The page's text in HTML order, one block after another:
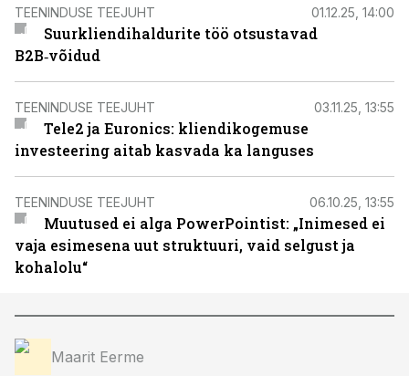
TEENINDUSE TEEJUHT 01.12.25, 14:00
Suurkliendihaldurite töö otsustavad
B2B‑võidud
TEENINDUSE TEEJUHT 03.11.25, 13:55
Tele2 ja Euronics: kliendikogemuse
investeering aitab kasvada ka languses
TEENINDUSE TEEJUHT 06.10.25, 13:55
Muutused ei alga PowerPointist: „Inimesed ei
vaja esimesena uut struktuuri, vaid selgust ja
kohalolu“
Maarit Eerme